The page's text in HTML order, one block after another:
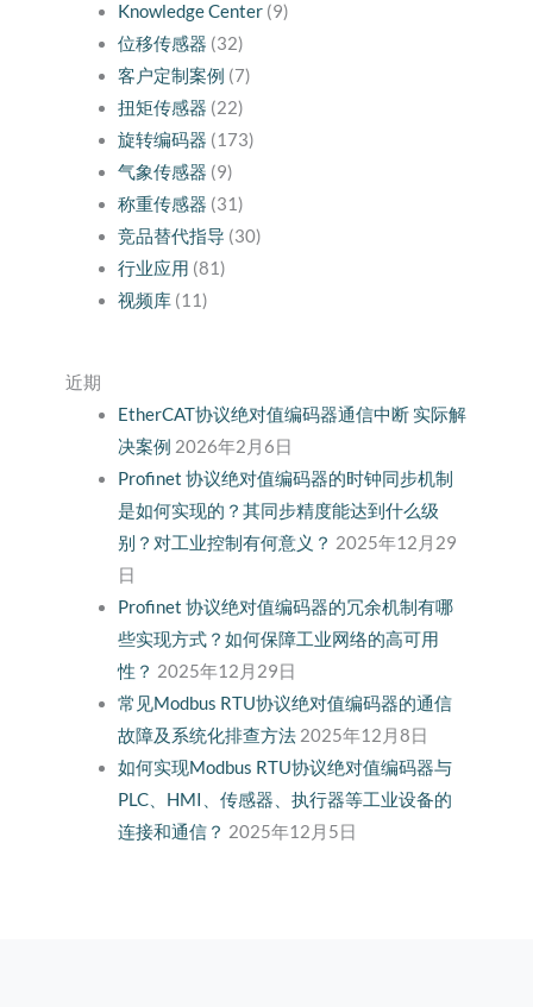
Knowledge Center(9)
位移传感器 (32)
客户定制案例 (7)
扭矩传感器 (22)
旋转编码器 (173)
气象传感器 (9)
称重传感器 (31)
竞品替代指导 (30)
行业应用 (81)
视频库(11)
近期
EtherCAT协议绝对值编码器通信中断 实际解
决案例 2026年2月6日
Profinet 协议绝对值编码器的时钟同步机制
是如何实现的？其同步精度能达到什么级
别？对工业控制有何意义？ 2025年12月29
日
Profinet 协议绝对值编码器的冗余机制有哪
些实现方式？如何保障工业网络的高可用
性？ 2025年12月29日
常见Modbus RTU协议绝对值编码器的通信
故障及系统化排查方法 2025年12月8日
如何实现Modbus RTU协议绝对值编码器与
PLC、HMI、传感器、执行器等工业设备的
连接和通信？ 2025年12月5日